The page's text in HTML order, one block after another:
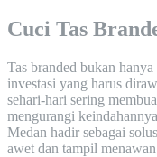
Cuci Tas
Tas branded bukan
investasi yang harus
sehari-hari sering
mengurangi
Medan hadir sebagai
awet dan tampil